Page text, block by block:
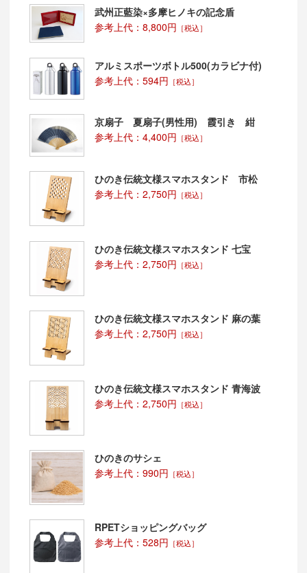
武州正藍染×多摩ヒノキの記念盾
参考上代：8,800円 ［税込］
アルミスポーツボトル500(カラビナ付)
参考上代：594円 ［税込］
京扇子 夏扇子(男性用) 霞引き 紺
参考上代：4,400円 ［税込］
ひのき伝統文様スマホスタンド 市松
参考上代：2,750円 ［税込］
ひのき伝統文様スマホスタンド 七宝
参考上代：2,750円 ［税込］
ひのき伝統文様スマホスタンド 麻の葉
参考上代：2,750円 ［税込］
ひのき伝統文様スマホスタンド 青海波
参考上代：2,750円 ［税込］
ひのきのサシェ
参考上代：990円 ［税込］
RPETショッピングバッグ
参考上代：528円 ［税込］